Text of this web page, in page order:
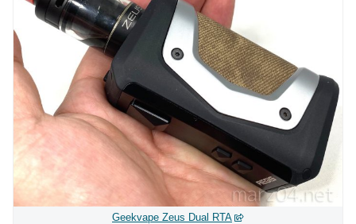
Geekvape Zeus Dual RTA